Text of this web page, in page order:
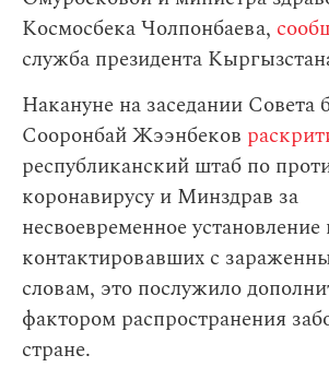
Космосбека Чолпонбаева,
служба президента
Накануне на заседании Совета
Сооронбай Жээнбеков
республиканский штаб по
коронавирусу и Минздрав за
несвоевременное установление
контактировавших с
словам, это послужило
фактором распространения
стране.